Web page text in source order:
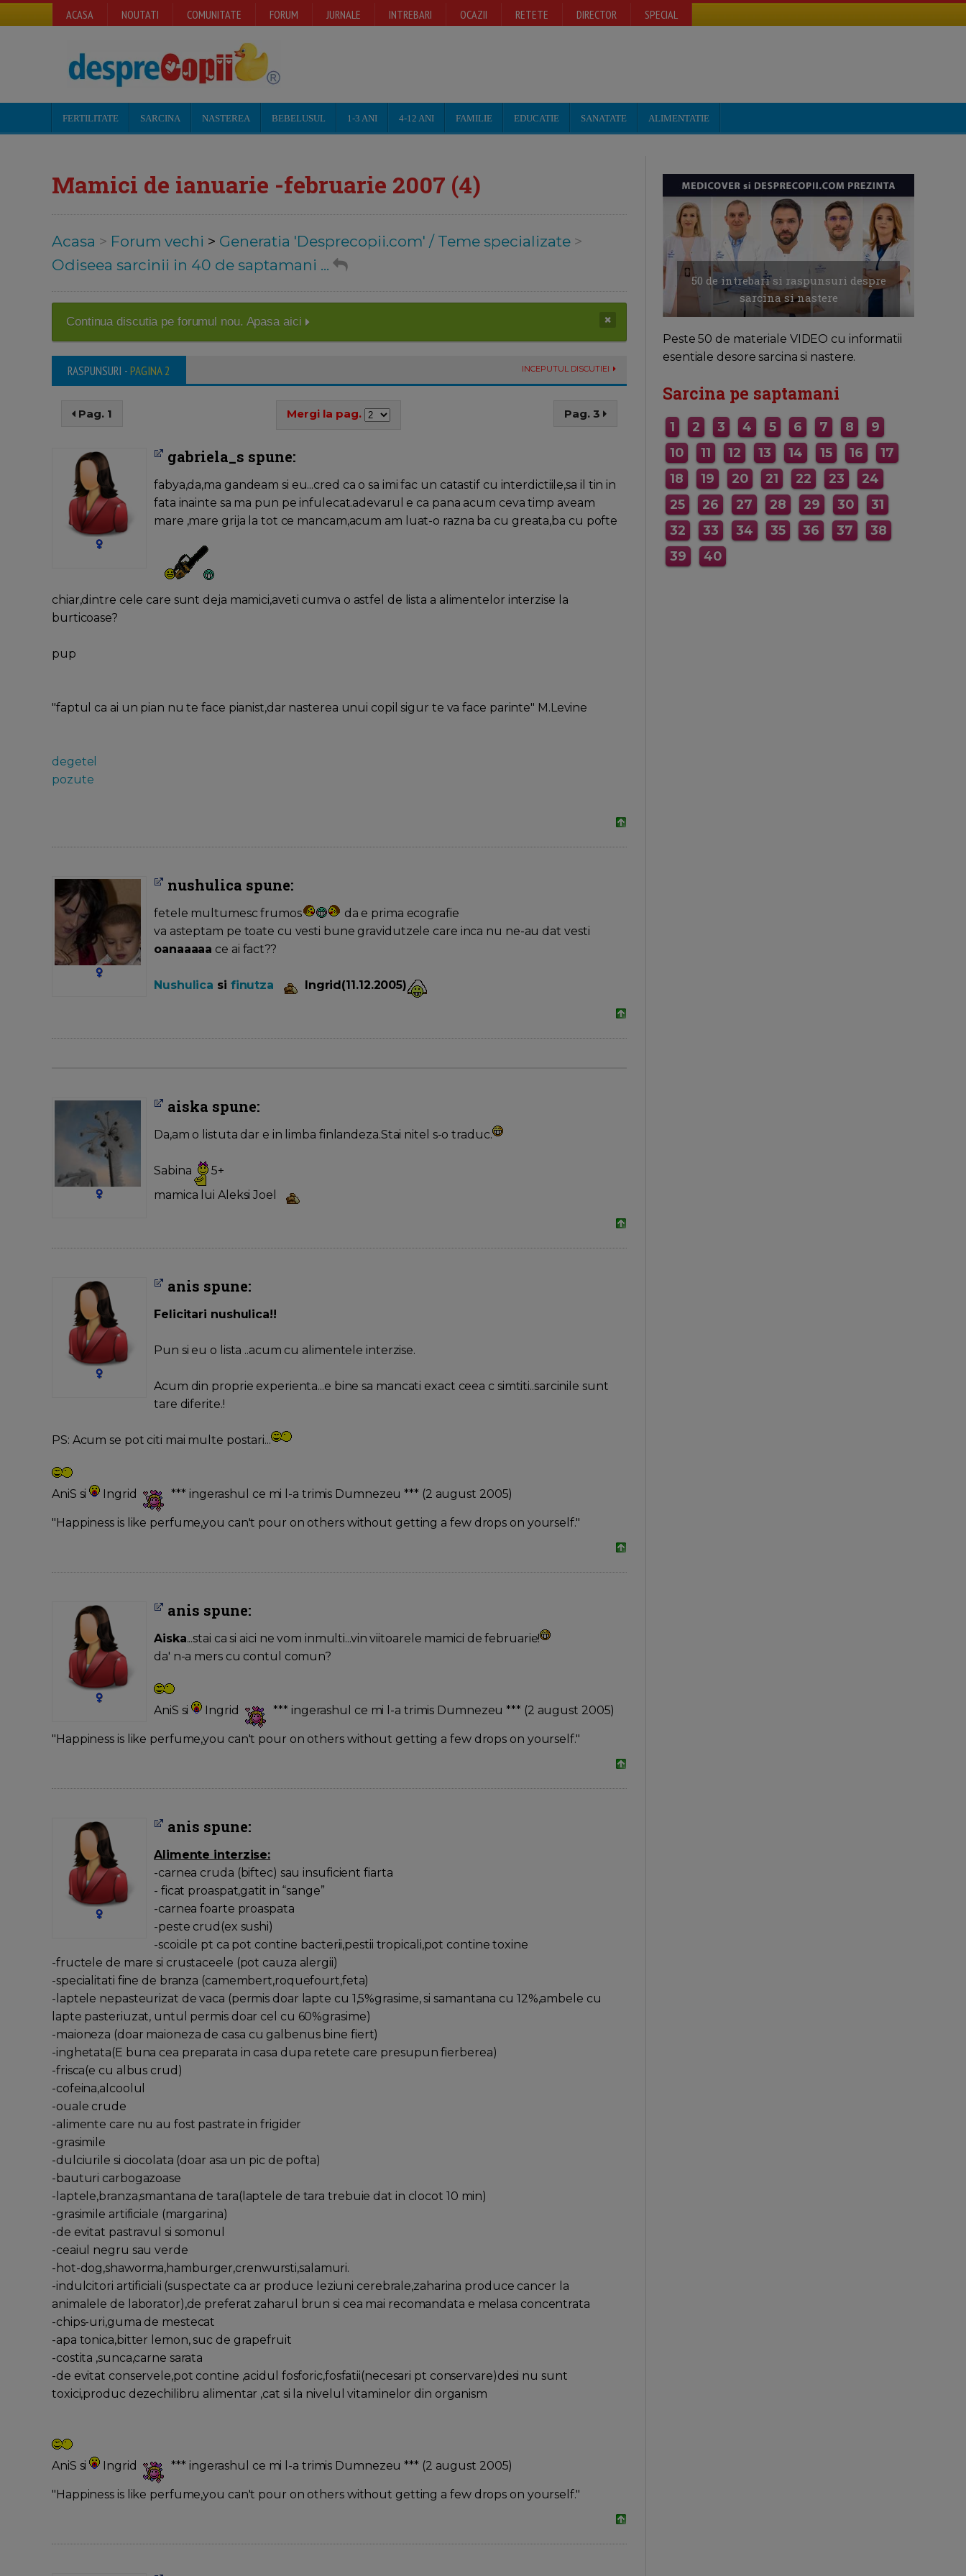
ACASA NOUTATI COMUNITATE FORUM JURNALE INTREBARI OCAZII RETETE DIRECTOR SPECIAL
FERTILITATE SARCINA NASTEREA BEBELUSUL 1-3 ANI 4-12 ANI FAMILIE EDUCATIE SANATATE ALIMENTATIE
Mamici de ianuarie -februarie 2007 (4)
Acasa > Forum vechi > Generatia 'Desprecopii.com' / Teme specializate >
Odiseea sarcinii in 40 de saptamani ...
Continua discutia pe forumul nou. Apasa aici
RASPUNSURI -PAGINA 2 INCEPUTUL DISCUTIEI
Pag. 1 Mergi la pag. Pag. 3
gabriela_s spune:
fabya,da,ma gandeam si eu...cred ca o sa imi fac un catastif cu interdictiile,sa il tin in
fata inainte sa ma pun pe infulecat.adevarul e ca pana acum ceva timp aveam
mare ,mare grija la tot ce mancam,acum am luat-o razna ba cu greata,ba cu pofte
chiar,dintre cele care sunt deja mamici,aveti cumva o astfel de lista a alimentelor interzise la
burticoase?
pup
"faptul ca ai un pian nu te face pianist,dar nasterea unui copil sigur te va face parinte" M.Levine
degetel
pozute
nushulica spune:
fetele multumesc frumos
da e prima ecografie
va asteptam pe toate cu vesti bune gravidutzele care inca nu ne-au dat vesti
oanaaaaa ce ai fact??
Nushulica si finutza Ingrid(11.12.2005)
aiska spune:
Da,am o listuta dar e in limba finlandeza.Stai nitel s-o traduc.
Sabina
5+
mamica lui Aleksi Joel
anis spune:
Felicitari nushulica!!
Pun si eu o lista ..acum cu alimentele interzise.
Acum din proprie experienta...e bine sa mancati exact ceea c simtiti..sarcinile sunt
tare diferite.!
PS: Acum se pot citi mai multe postari...
AniS si Ingrid *** ingerashul ce mi l-a trimis Dumnezeu *** (2 august 2005)
"Happiness is like perfume,you can't pour on others without getting a few drops on yourself."
anis spune:
Aiska...stai ca si aici ne vom inmulti...vin viitoarele mamici de februarie!
da' n-a mers cu contul comun?
AniS si Ingrid *** ingerashul ce mi l-a trimis Dumnezeu *** (2 august 2005)
"Happiness is like perfume,you can't pour on others without getting a few drops on yourself."
anis spune:
Alimente interzise:
-carnea cruda (biftec) sau insuficient fiarta
- ficat proaspat,gatit in “sange”
-carnea foarte proaspata
-peste crud(ex sushi)
-scoicile pt ca pot contine bacterii,pestii tropicali,pot contine toxine
-fructele de mare si crustaceele (pot cauza alergii)
-specialitati fine de branza (camembert,roquefourt,feta)
-laptele nepasteurizat de vaca (permis doar lapte cu 1,5%grasime, si samantana cu 12%,ambele cu
lapte pasteriuzat, untul permis doar cel cu 60%grasime)
-maioneza (doar maioneza de casa cu galbenus bine fiert)
-inghetata(E buna cea preparata in casa dupa retete care presupun fierberea)
-frisca(e cu albus crud)
-cofeina,alcoolul
-ouale crude
-alimente care nu au fost pastrate in frigider
-grasimile
-dulciurile si ciocolata (doar asa un pic de pofta)
-bauturi carbogazoase
-laptele,branza,smantana de tara(laptele de tara trebuie dat in clocot 10 min)
-grasimile artificiale (margarina)
-de evitat pastravul si somonul
-ceaiul negru sau verde
-hot-dog,shaworma,hamburger,crenwursti,salamuri.
-indulcitori artificiali (suspectate ca ar produce leziuni cerebrale,zaharina produce cancer la
animalele de laborator),de preferat zaharul brun si cea mai recomandata e melasa concentrata
-chips-uri,guma de mestecat
-apa tonica,bitter lemon, suc de grapefruit
-costita ,sunca,carne sarata
-de evitat conservele,pot contine ,acidul fosforic,fosfatii(necesari pt conservare)desi nu sunt
toxici,produc dezechilibru alimentar ,cat si la nivelul vitaminelor din organism
AniS si Ingrid *** ingerashul ce mi l-a trimis Dumnezeu *** (2 august 2005)
"Happiness is like perfume,you can't pour on others without getting a few drops on yourself."
50 de intrebari si raspunsuri despre
sarcina si nastere
Peste 50 de materiale VIDEO cu informatii
esentiale desore sarcina si nastere.
Sarcina pe saptamani
1 2 3 4 5 6 7 8
9
10
11 12 13 14 15 16
17
18
19 20 21 22 23
24
25
26 27 28 29 30
31
32
33 34 35 36 37
38
39
40